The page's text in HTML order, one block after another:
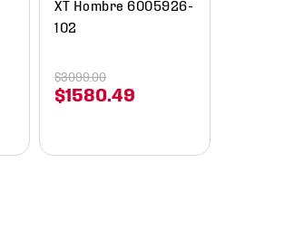
XT Hombre 6005926-
102
$1580 .49
$3099.00